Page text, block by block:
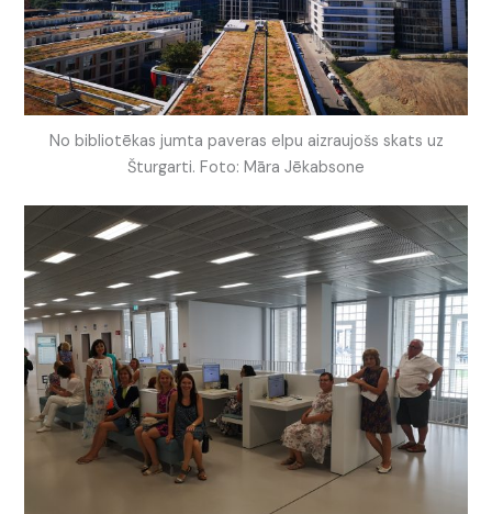
No bibliotēkas jumta paveras elpu aizraujošs skats uz
Šturgarti. Foto: Māra Jēkabsone